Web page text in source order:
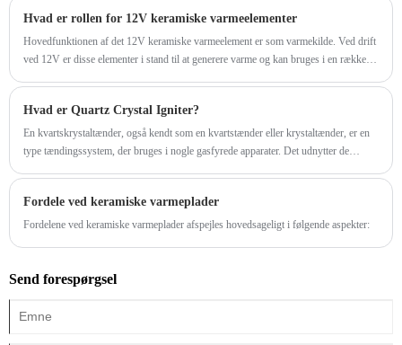
Hvad er rollen for 12V keramiske varmeelementer
Hovedfunktionen af ​​det 12V keramiske varmeelement er som varmekilde. Ved drift
ved 12V er disse elementer i stand til at generere varme og kan bruges i en række
vifte af applikationer inden for elektrisk opvarmning.
Hvad er Quartz Crystal Igniter?
En kvartskrystaltænder, også kendt som en kvartstænder eller krystaltænder, er en
type tændingssystem, der bruges i nogle gasfyrede apparater. Det udnytter de
typisk:
Fordele ved keramiske varmeplader
​Fordelene ved keramiske varmeplader afspejles hovedsageligt i følgende aspekter:
Send forespørgsel